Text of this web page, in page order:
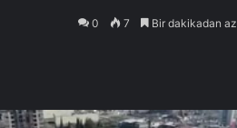
0 7 Bir dakikadan az